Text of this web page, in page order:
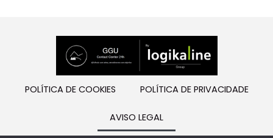
POLÍTICA DE COOKIES POLÍTICA DE PRIVACIDADE
AVISO LEGAL